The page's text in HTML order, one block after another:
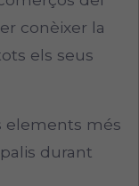
conèixer la
els seus
elements més
durant